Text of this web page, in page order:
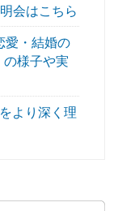
会はこちら
愛・結婚の
様子や実
より深く理